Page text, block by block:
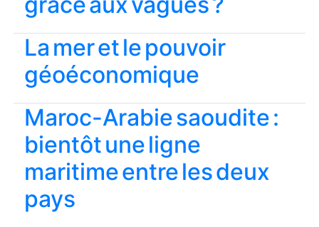
La mer et le pouvoir
géoéconomique
Maroc-Arabie saoudite :
bientôt une ligne
maritime entre les deux
pays